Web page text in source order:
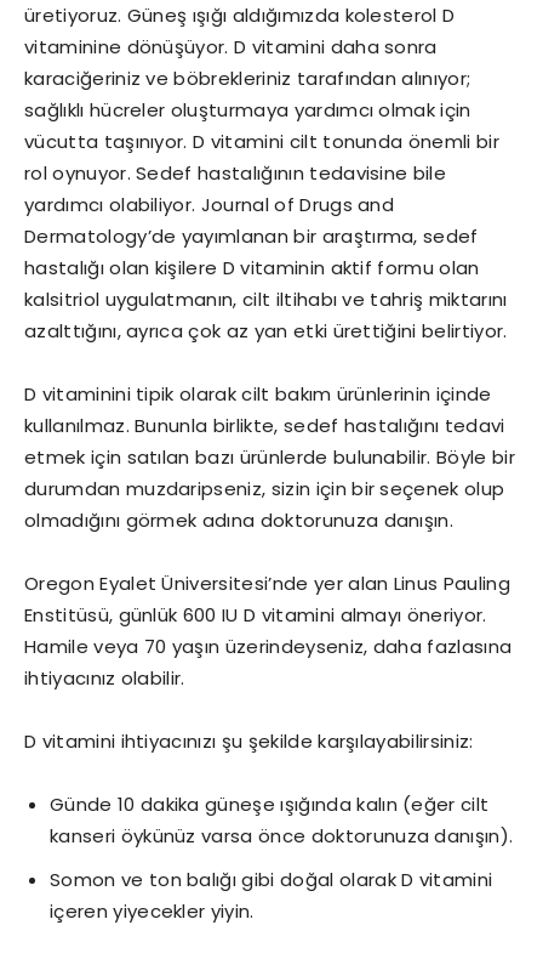
üretiyoruz. Güneş ışığı aldığımızda kolesterol D
vitaminine dönüşüyor. D vitamini daha sonra
karaciğeriniz ve böbrekleriniz tarafından alınıyor;
sağlıklı hücreler oluşturmaya yardımcı olmak için
vücutta taşınıyor. D vitamini cilt tonunda önemli bir
rol oynuyor. Sedef hastalığının tedavisine bile
yardımcı olabiliyor. Journal of Drugs and
Dermatology’de yayımlanan bir araştırma, sedef
hastalığı olan kişilere D vitaminin aktif formu olan
kalsitriol uygulatmanın, cilt iltihabı ve tahriş miktarını
azalttığını, ayrıca çok az yan etki ürettiğini belirtiyor.
D vitaminini tipik olarak cilt bakım ürünlerinin içinde
kullanılmaz. Bununla birlikte, sedef hastalığını tedavi
etmek için satılan bazı ürünlerde bulunabilir. Böyle bir
durumdan muzdaripseniz, sizin için bir seçenek olup
olmadığını görmek adına doktorunuza danışın.
Oregon Eyalet Üniversitesi’nde yer alan Linus Pauling
Enstitüsü, günlük 600 IU D vitamini almayı öneriyor.
Hamile veya 70 yaşın üzerindeyseniz, daha fazlasına
ihtiyacınız olabilir.
D vitamini ihtiyacınızı şu şekilde karşılayabilirsiniz:
Günde 10 dakika güneşe ışığında kalın (eğer cilt
kanseri öykünüz varsa önce doktorunuza danışın).
Somon ve ton balığı gibi doğal olarak D vitamini
içeren yiyecekler yiyin.